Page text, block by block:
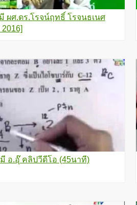
ผศ.ดร.โรจน์ฤทธิ์ โรจนธเนศ
2016]
อ.อุ๊ คลิปวีดีโอ (45นาที)